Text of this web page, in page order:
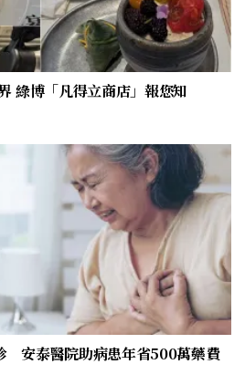
綠博「凡得立商店」報您知
安泰醫院助病患年省500萬藥費